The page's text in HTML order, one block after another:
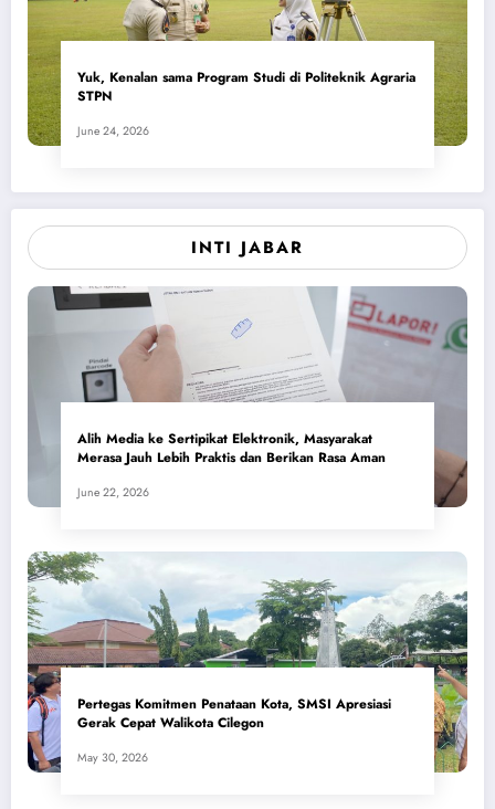
Yuk, Kenalan sama Program Studi di Politeknik Agraria
STPN
June 24, 2026
INTI JABAR
Alih Media ke Sertipikat Elektronik, Masyarakat
Merasa Jauh Lebih Praktis dan Berikan Rasa Aman
June 22, 2026
Pertegas Komitmen Penataan Kota, SMSI Apresiasi
Gerak Cepat Walikota Cilegon
May 30, 2026